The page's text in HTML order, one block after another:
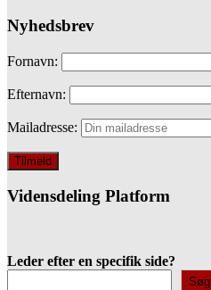
Nyhedsbrev
Fornavn:
Efternavn:
Mailadresse:
Vidensdeling Platform
Leder efter en specifik side?
Søg